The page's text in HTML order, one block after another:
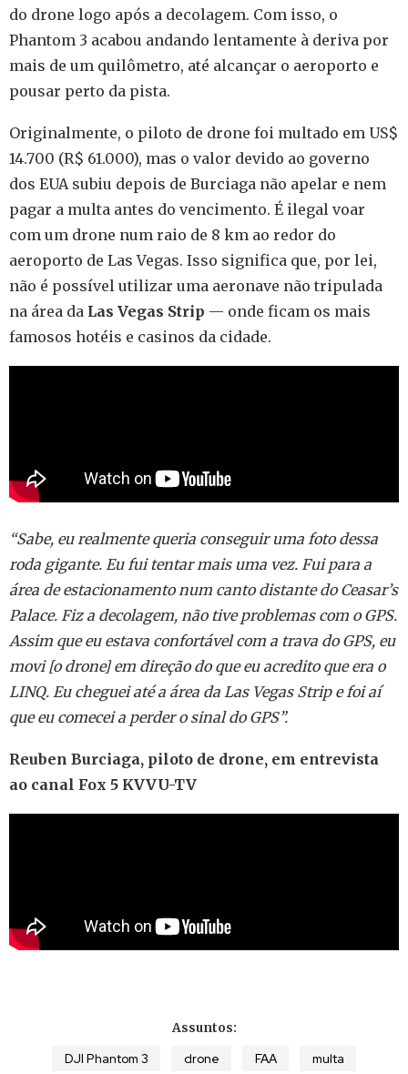
do drone logo após a decolagem. Com isso, o
Phantom 3 acabou andando lentamente à deriva por
mais de um quilômetro, até alcançar o aeroporto e
pousar perto da pista.
Originalmente, o piloto de drone foi multado em US$
14.700 (R$ 61.000), mas o valor devido ao governo
dos EUA subiu depois de Burciaga não apelar e nem
pagar a multa antes do vencimento. É ilegal voar
com um drone num raio de 8 km ao redor do
aeroporto de Las Vegas. Isso significa que, por lei,
não é possível utilizar uma aeronave não tripulada
na área da Las Vegas Strip — onde ficam os mais
famosos hotéis e casinos da cidade.
“Sabe, eu realmente queria conseguir uma foto dessa
roda gigante. Eu fui tentar mais uma vez. Fui para a
área de estacionamento num canto distante do Ceasar’s
Palace. Fiz a decolagem, não tive problemas com o GPS.
Assim que eu estava confortável com a trava do GPS, eu
movi [o drone] em direção do que eu acredito que era o
LINQ. Eu cheguei até a área da Las Vegas Strip e foi aí
que eu comecei a perder o sinal do GPS”.
Reuben Burciaga, piloto de drone, em entrevista
ao canal Fox 5 KVVU-TV
Assuntos:
DJI Phantom 3 drone FAA multa